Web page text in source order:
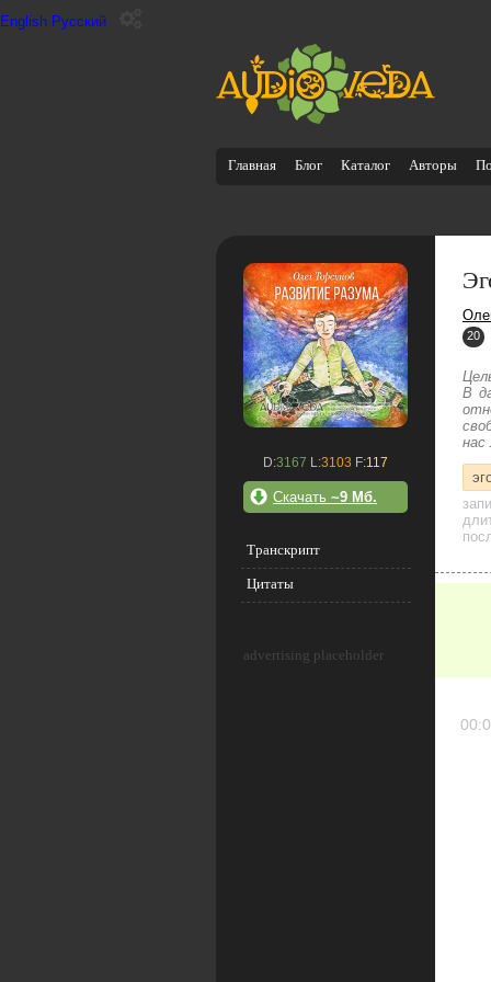
English Русский
Главная Блог Каталог Авторы
D:3167 L:3103 F:117
Скачать ~9 Мб.
Транскрипт
Цитаты
advertising placeholder
20
В
нас